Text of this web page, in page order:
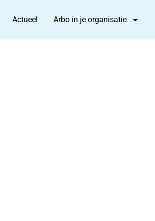
Actueel Arbo in je organisatie